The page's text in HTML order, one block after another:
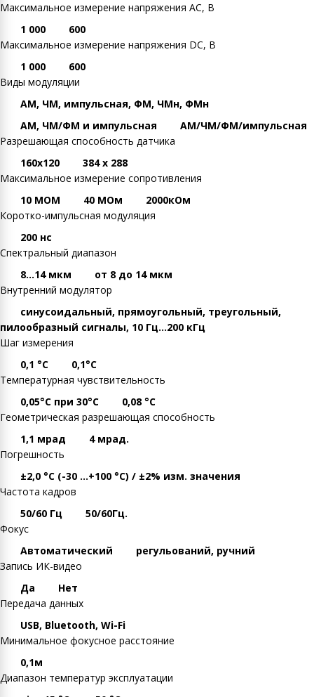
Максимальное измерение напряжения AC, В
1 000
600
Максимальное измерение напряжения DC, В
1 000
600
Виды модуляции
AM, ЧМ, импульсная, ФМ, ЧМн, ФМн
АМ, ЧМ/ФМ и импульсная
АМ/ЧМ/ФМ/импульсная
Разрешающая способность датчика
160х120
384 х 288
Максимальное измерение сопротивления
10 МОМ
40 МОм
2000кОм
Коротко-импульсная модуляция
200 нс
Спектральный диапазон
8...14 мкм
от 8 до 14 мкм
Внутренний модулятор
синусоидальный, прямоугольный, треугольный,
пилообразный сигналы, 10 Гц…200 кГц
Шаг измерения
0,1 °С
0,1°С
Температурная чувствительность
0,05°С при 30°С
0,08 °С
Геометрическая разрешающая способность
1,1 мрад
4 мрад.
Погрешность
±2,0 °C (-30 ...+100 °C) / ±2% изм. значения
Частота кадров
50/60 Гц
50/60Гц.
Фокус
Автоматический
регульований, ручний
Запись ИК-видео
Да
Нет
Передача данных
USB, Bluetooth, Wi-Fi
Минимальное фокусное расстояние
0,1м
Диапазон температур эксплуатации